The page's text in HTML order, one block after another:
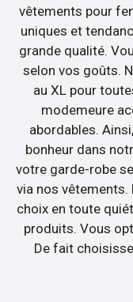
vêtements pour
uniques et
grande qualité.
selon vos goûts.
au XL pour
modemeure
abordables.
bonheur dans
votre garde-robe
via nos vêtements.
choix en toute
produits. Vous
De fait